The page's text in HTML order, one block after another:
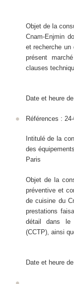
Objet de la
Cnam-Enjmin
et recherche un
présent
clauses
Date et heure
Références :
Intitulé de la
des
Paris
Objet de la
préventive et
de cuisine du
prestations
détail dans le
(CCTP),
Date et heure